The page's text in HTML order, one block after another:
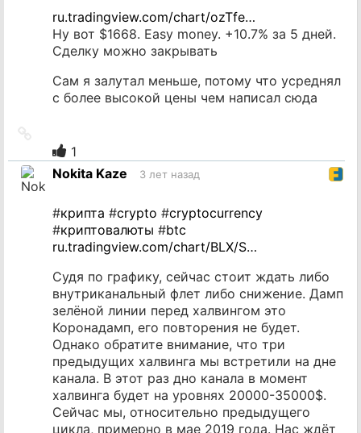
ru.tradingview.com/chart/ozTfe…
Ну вот $1668. Easy money. +10.7% за 5 дней.
Сделку можно закрывать
Сам я залутал меньше, потому что усреднял
с более высокой цены чем написал сюда
источник
1
Nokita Kaze
3 лет назад
#крипта #crypto #cryptocurrency
#криптовалюты #btc
ru.tradingview.com/chart/BLX/S…
Судя по графику, сейчас стоит ждать либо
внутриканальный флет либо снижение. Дамп
зелёной линии перед халвингом это
Коронадамп, его повторения не будет.
Однако обратите внимание, что три
предыдущих халвинга мы встретили на дне
канала. В этот раз дно канала в момент
халвинга будет на уровнях 20000-35000$.
Сейчас мы, относительно предыдущего
цикла, примерно в мае 2019 года. Нас ждёт